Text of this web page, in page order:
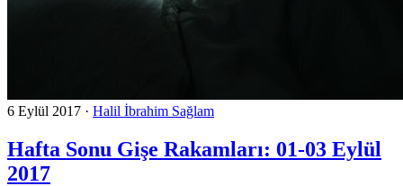
6 Eylül 2017 · Halil İbrahim Sağlam
Hafta Sonu Gişe Rakamları: 01-03 Eylül
2017